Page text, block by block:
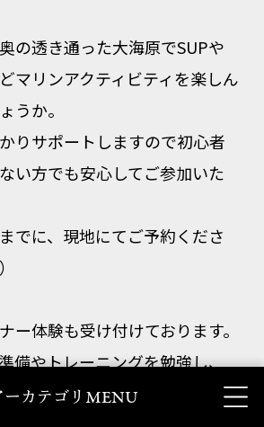
ーカテゴリ MENU
の透き通った大海原でSUPや
マリンアクティビティを楽しん
うか。
りサポートしますので初心者
い方でも安心してご参加いた
でに、現地にてご予約くださ
ー体験も受け付けております。
備やトレーニングを勉強し、
ンを出したり、イルカとふれあ